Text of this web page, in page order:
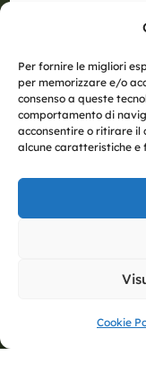
Per fornire le migliori
per memorizzare e/o
consenso a queste
comportamento di
acconsentire o ritirare il
alcune caratteristiche e
Cookie